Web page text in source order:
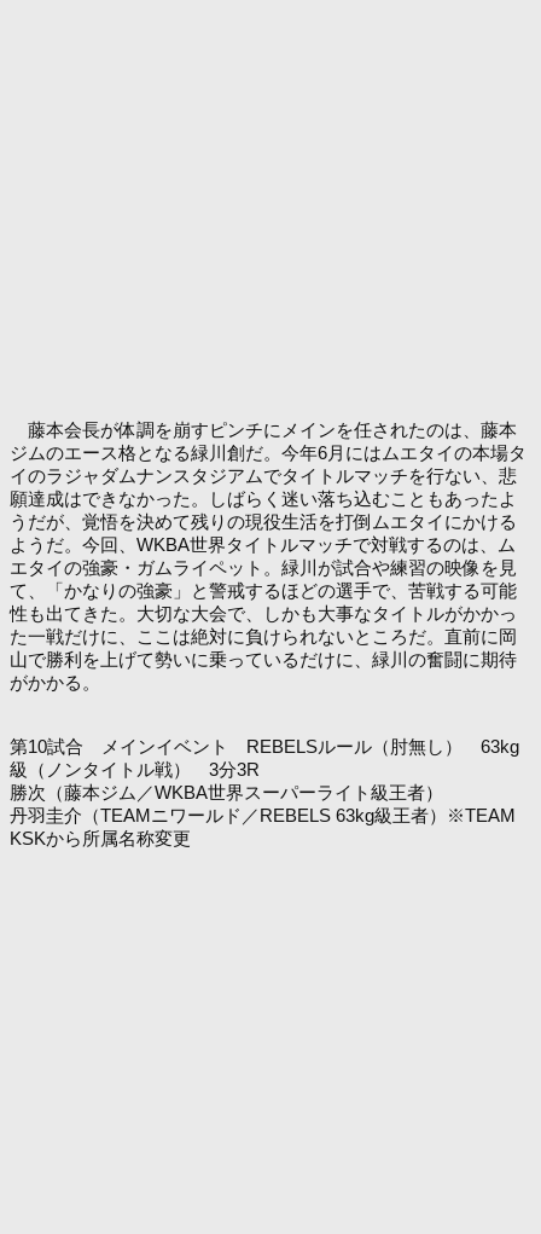
藤本会長が体調を崩すピンチにメインを任されたのは、藤本
ジムのエース格となる緑川創だ。今年6月にはムエタイの本場タ
イのラジャダムナンスタジアムでタイトルマッチを行ない、悲
願達成はできなかった。しばらく迷い落ち込むこともあったよ
うだが、覚悟を決めて残りの現役生活を打倒ムエタイにかける
ようだ。今回、WKBA世界タイトルマッチで対戦するのは、ム
エタイの強豪・ガムライペット。緑川が試合や練習の映像を見
て、「かなりの強豪」と警戒するほどの選手で、苦戦する可能
性も出てきた。大切な大会で、しかも大事なタイトルがかかっ
た一戦だけに、ここは絶対に負けられないところだ。直前に岡
山で勝利を上げて勢いに乗っているだけに、緑川の奮闘に期待
がかかる。
第10試合 メインイベント REBELSルール（肘無し） 63kg
級（ノンタイトル戦） 3分3R
勝次（藤本ジム／WKBA世界スーパーライト級王者）
丹羽圭介（TEAMニワールド／REBELS 63kg級王者）※TEAM
KSKから所属名称変更